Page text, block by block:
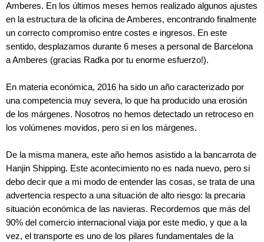
Amberes. En los últimos meses hemos realizado algunos ajustes
en la estructura de la oficina de Amberes, encontrando finalmente
un correcto compromiso entre costes e ingresos. En este
sentido, desplazamos durante 6 meses a personal de Barcelona
a Amberes (gracias Radka por tu enorme esfuerzo!).
En materia económica, 2016 ha sido un año caracterizado por
una competencia muy severa, lo que ha producido una erosión
de los márgenes. Nosotros no hemos detectado un retroceso en
los volúmenes movidos, pero si en los márgenes.
De la misma manera, este año hemos asistido a la bancarrota de
Hanjin Shipping. Este acontecimiento no es nada nuevo, pero si
debo decir que a mi modo de entender las cosas, se trata de una
advertencia respecto a una situación de alto riesgo: la precaria
situación económica de las navieras. Recordemos que más del
90% del comercio internacional viaja por este medio, y que a la
vez, el transporte es uno de los pilares fundamentales de la